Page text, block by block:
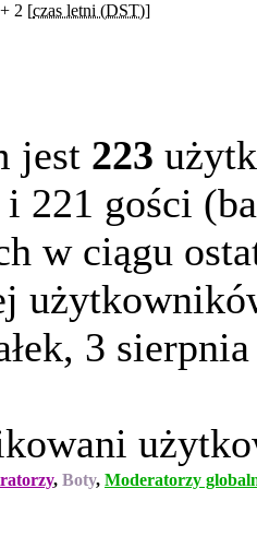
2 [czas letni (DST)]
jest 223
221 gości
w ciągu
3
, Boty, Moderatorzy